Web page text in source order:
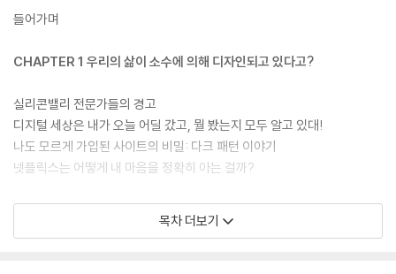
로 감시할 수 있는 헤드밴드, 우유 품질 향상을 위해 소에게 씌우는 VR 고
보자.
또한, 소셜 미디어 마케팅을 중단한 ‘러쉬’부터 장애인, 소외계층에게도 동
등한 정보 접근을 허락하는 ‘배리어프리 키오스크’까지 더 은밀하고 교묘
하게 우리 삶을 설계하는 다양한 디지털 기술로부터 거리를 유지하기 위해
각계각층에서 일어나고 있는 움직임을 다룬다. 그리고 디지털 시대의 물결
는 방법을 제안한다.
들어가며
CHAPTER 1 우리의 삶이 소수에 의해 디자인되고 있다고?
실리콘밸리 전문가들의 경고
디지털 세상은 내가 오늘 어딜 갔고, 뭘 봤는지 모두 알고 있대!
나도 모르게 가입된 사이트의 비밀: 다크 패턴 이야기
넷플릭스는 어떻게 내 마음을 정확히 아는 걸까?
Chapter 2 이 세상은 어떻게 디자인되고 있을까?
목차 더보기